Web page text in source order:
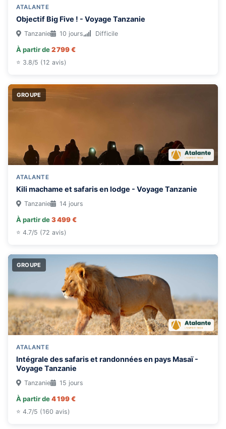
ATALANTE
Objectif Big Five ! - Voyage Tanzanie
Tanzanie 10 jours Difficile
À partir de2 799 €
⭐ 3.8/5 (12 avis)
GROUPE
ATALANTE
Kili machame et safaris en lodge - Voyage Tanzanie
Tanzanie 14 jours
À partir de3 499 €
⭐ 4.7/5 (72 avis)
GROUPE
ATALANTE
Intégrale des safaris et randonnées en pays Masaï -
Voyage Tanzanie
Tanzanie 15 jours
À partir de4 199 €
⭐ 4.7/5 (160 avis)